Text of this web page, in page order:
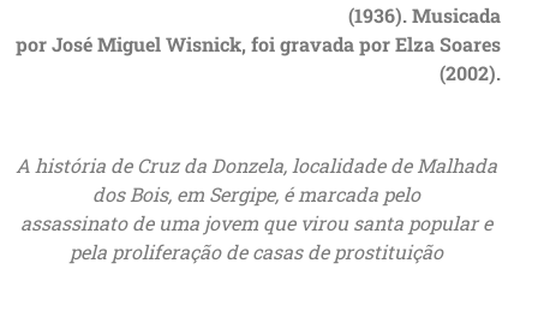
(1936). Musicada
por José Miguel Wisnick, foi gravada por Elza Soares
(2002).
A história de Cruz da Donzela, localidade de Malhada
dos Bois, em Sergipe, é marcada pelo
assassinato de uma jovem que virou santa popular e
pela proliferação de casas de prostituição